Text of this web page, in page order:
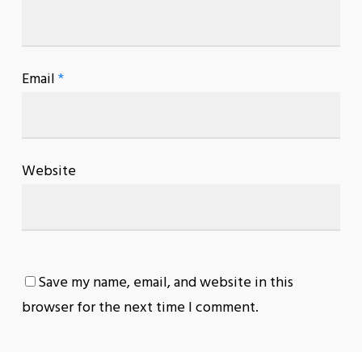
Email*
Website
Save my name, email, and website in this
browser for the next time I comment.